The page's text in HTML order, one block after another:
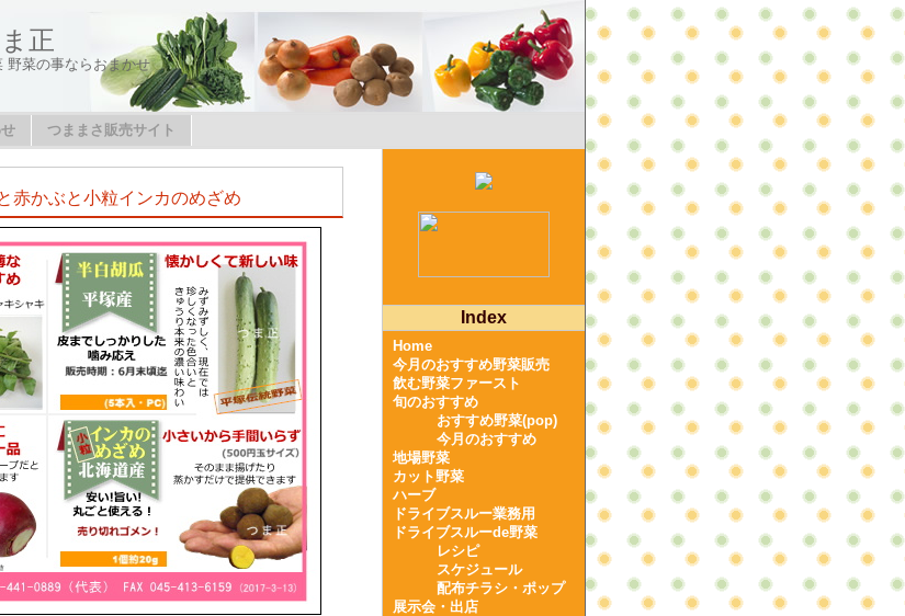
正
野菜の事ならおまかせ
つままさ販売サイト
赤かぶと小粒インカのめざめ
Index
Home
今月のおすすめ野菜販売
飲む野菜ファースト
旬のおすすめ
おすすめ野菜(pop)
今月のおすすめ
地場野菜
カット野菜
ハーブ
ドライブスルー業務用
ドライブスルーde野菜
レシピ
スケジュール
配布チラシ・ポップ
展示会・出店